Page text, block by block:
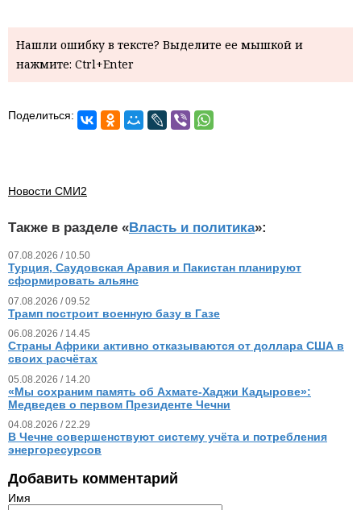
Нашли ошибку в тексте? Выделите ее мышкой и
нажмите: Ctrl+Enter
Поделиться:
Новости СМИ2
Также в разделе «Власть и политика»:
07.08.2026 / 10.50
Турция, Саудовская Аравия и Пакистан планируют
сформировать альянс
07.08.2026 / 09.52
Трамп построит военную базу в Газе
06.08.2026 / 14.45
Страны Африки активно отказываются от доллара США в
своих расчётах
05.08.2026 / 14.20
«Мы сохраним память об Ахмате-Хаджи Кадырове»:
Медведев о первом Президенте Чечни
04.08.2026 / 22.29
В Чечне совершенствуют систему учёта и потребления
энергоресурсов
Добавить комментарий
Имя